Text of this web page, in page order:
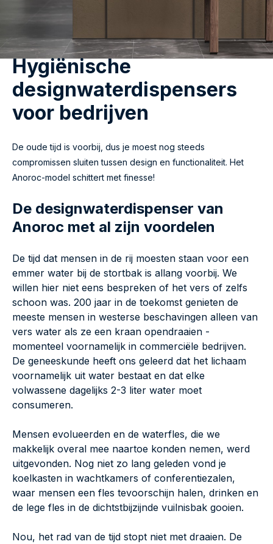
Hygiënische
designwaterdispensers
voor bedrijven
De oude tijd is voorbij, dus je moest nog steeds
compromissen sluiten tussen design en functionaliteit. Het
Anoroc-model schittert met finesse!
De designwaterdispenser van
Anoroc met al zijn voordelen
De tijd dat mensen in de rij moesten staan voor een
emmer water bij de stortbak is allang voorbij. We
willen hier niet eens bespreken of het vers of zelfs
schoon was. 200 jaar in de toekomst genieten de
meeste mensen in westerse beschavingen alleen van
vers water als ze een kraan opendraaien -
momenteel voornamelijk in commerciële bedrijven.
De geneeskunde heeft ons geleerd dat het lichaam
voornamelijk uit water bestaat en dat elke
volwassene dagelijks 2-3 liter water moet
consumeren.
Mensen evolueerden en de waterfles, die we
makkelijk overal mee naartoe konden nemen, werd
uitgevonden. Nog niet zo lang geleden vond je
koelkasten in wachtkamers of conferentiezalen,
waar mensen een fles tevoorschijn halen, drinken en
de lege fles in de dichtstbijzijnde vuilnisbak gooien.
Nou, het rad van de tijd stopt niet met draaien. De